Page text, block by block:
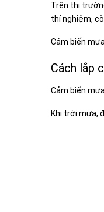
Trên thị
thí nghiệm,
Cảm biến
Cách lắp
Cảm biến
Khi trời mưa,